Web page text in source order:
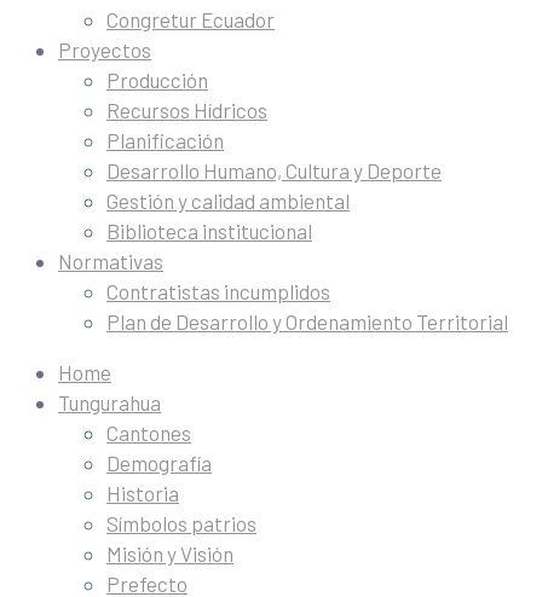
Congretur Ecuador
Proyectos
Producción
Recursos Hídricos
Planificación
Desarrollo Humano, Cultura y Deporte
Gestión y calidad ambiental
Biblioteca institucional
Normativas
Contratistas incumplidos
Plan de Desarrollo y Ordenamiento Territorial
Home
Tungurahua
Cantones
Demografía
Historia
Símbolos patrios
Misión y Visión
Prefecto